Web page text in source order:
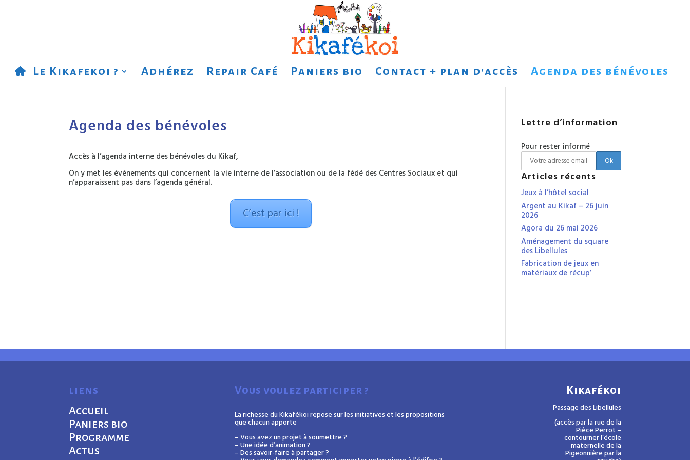
Le Kikafekoi ? Adhérez Repair Café Paniers bio Contact + plan d’accès Agenda des bénévoles
Agenda des bénévoles
Accès à l’agenda interne des bénévoles du Kikaf,
On y met les événements qui concernent la vie interne de l’association ou de la fédé des Centres Sociaux et qui
n’apparaissent pas dans l’agenda général.
C’est par ici !
Lettre d’information
Pour rester informé
Articles récents
Jeux à l’hôtel social
Argent au Kikaf – 26 juin
2026
Agora du 26 mai 2026
Aménagement du square
des Libellules
Fabrication de jeux en
matériaux de récup’
liens
Accueil
Paniers bio
Programme
Actus
Vous voulez participer ?
La richesse du Kikafékoi repose sur les initiatives et les propositions
que chacun apporte
– Vous avez un projet à soumettre ?
– Une idée d’animation ?
– Des savoir-faire à partager ?
Kikafékoi
Passage des Libellules
(accès par la rue de la
Pièce Perrot –
contourner l’école
maternelle de la
Pigeonnière par la